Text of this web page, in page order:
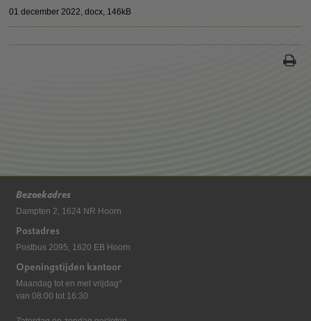
01 december 2022,docx, 146kB
Bezoekadres
Dampten 2, 1624 NR Hoorn
Postadres
Postbus 2095, 1620 EB Hoorn
Openingstijden kantoor
Maandag tot en met vrijdag*
van 08:00 tot 16:30